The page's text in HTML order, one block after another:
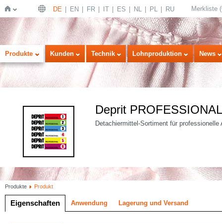
Startseite
DE EN FR IT ES NL PL RU Merkliste (
Produkte Kunden Technik Lohnproduktion News
Deprit PROFESSIONAL
Detachiermittel-Sortiment für professionelle
Produkte Produkt
Eigenschaften Anwendung Lagerung und Versand